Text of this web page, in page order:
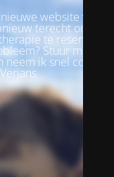
website voor
terecht om je
te reserveren.
Stuur me dan
ik snel contact